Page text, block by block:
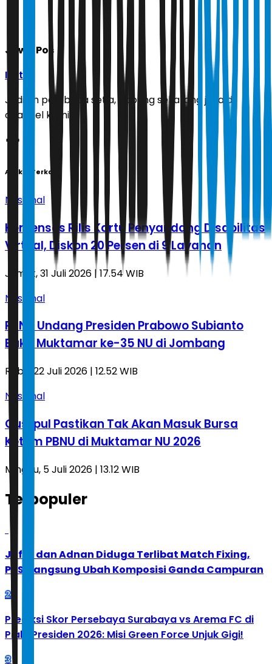
Jawa Pos
Ikuti
Jadilah pembaca setia, gabung sekarang juga di
channel kami!
Artikel Terkait
Nasional
Kemensos Rilis Kartu Penyandang Disabilitas
Virtual, Diskon 20 Persen di 9 Layanan
Jumat, 31 Juli 2026 | 17.54 WIB
Nasional
PBNU Undang Presiden Prabowo Subianto
Buka Muktamar ke-35 NU di Jombang
Rabu, 22 Juli 2026 | 12.52 WIB
Nasional
Gus Ipul Pastikan Tak Akan Masuk Bursa
Ketum PBNU di Muktamar NU 2026
Minggu, 5 Juli 2026 | 13.12 WIB
Terpopuler
Jafar dan Adnan Diduga Terlibat Match Fixing,
PBSI Langsung Ubah Komposisi Ganda Campuran
2
Prediksi Skor Persebaya Surabaya vs Arema FC di
Piala Presiden 2026: Misi Green Force Unjuk Gigi!
3